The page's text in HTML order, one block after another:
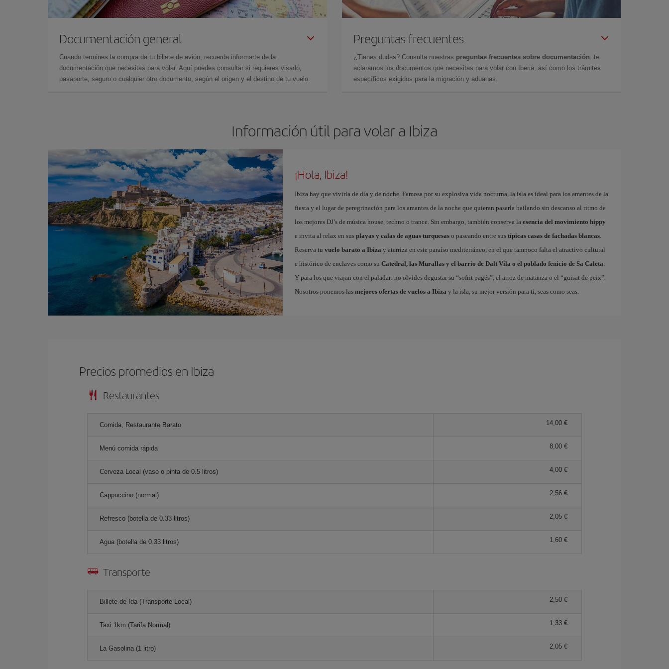
Documentación general
Cuando termines la compra de tu billete de avión, recuerda informarte de la
documentación que necesitas para volar. Aquí puedes consultar si requieres visado,
pasaporte, seguro o cualquier otro documento, según el origen y el destino de tu vuelo.
Preguntas frecuentes
¿Tienes dudas? Consulta nuestras preguntas frecuentes sobre documentación: te
aclaramos los documentos que necesitas para volar con Iberia, así como los trámites
específicos exigidos para la migración y aduanas.
Información útil para volar a Ibiza
¡Hola, Ibiza!
Ibiza hay que vivirla de día y de noche. Famosa por su explosiva vida nocturna, la isla es ideal para los amantes de la
fiesta y el lugar de peregrinación para los amantes de la noche que quieran pasarla bailando sin descanso al ritmo de
los mejores DJ’s de música house, techno o trance. Sin embargo, también conserva la esencia del movimiento hippy
e invita al relax en sus playas y calas de aguas turquesaso paseando entre sus típicas casas de fachadas blancas.
Reserva tu vuelo barato a Ibiza y aterriza en este paraíso mediterráneo, en el que tampoco falta el atractivo cultural
e histórico de enclaves como su Catedral, las Murallas y el barrio de Dalt Vila o el poblado fenicio de Sa Caleta.
Y para los que viajan con el paladar: no olvides degustar su “sofrit pagés”, el arroz de matanza o el “guisat de peix”.
Nosotros ponemos las mejores ofertas de vuelos a Ibiza y la isla, su mejor versión para ti, seas como seas.
Precios promedios en Ibiza
Restaurantes
Comida, Restaurante Barato 14,00 €
Menú comida rápida 8,00 €
Cerveza Local (vaso o pinta de 0.5 litros) 4,00 €
Cappuccino (normal) 2,56 €
Refresco (botella de 0.33 litros) 2,05 €
Agua (botella de 0.33 litros) 1,60 €
Transporte
Billete de Ida (Transporte Local) 2,50 €
Taxi 1km (Tarifa Normal) 1,33 €
La Gasolina (1 litro) 2,05 €